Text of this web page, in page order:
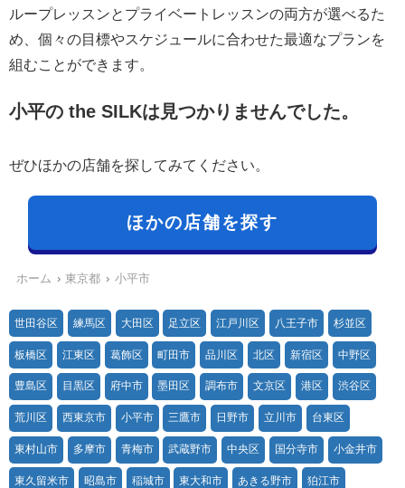
ループレッスンとプライベートレッスンの両方が選べるた
め、個々の目標やスケジュールに合わせた最適なプランを
組むことができます。
小平の the SILKは見つかりませんでした。
ぜひほかの店舗を探してみてください。
ほかの店舗を探す
ホーム 東京都 小平市
世田谷区 練馬区 大田区 足立区 江戸川区 八王子市 杉並区
板橋区 江東区 葛飾区 町田市 品川区 北区 新宿区 中野区
豊島区 目黒区 府中市 墨田区 調布市 文京区 港区 渋谷区
荒川区 西東京市 小平市 三鷹市 日野市 立川市 台東区
東村山市 多摩市 青梅市 武蔵野市 中央区 国分寺市 小金井市
東久留米市 昭島市 稲城市 東大和市 あきる野市 狛江市